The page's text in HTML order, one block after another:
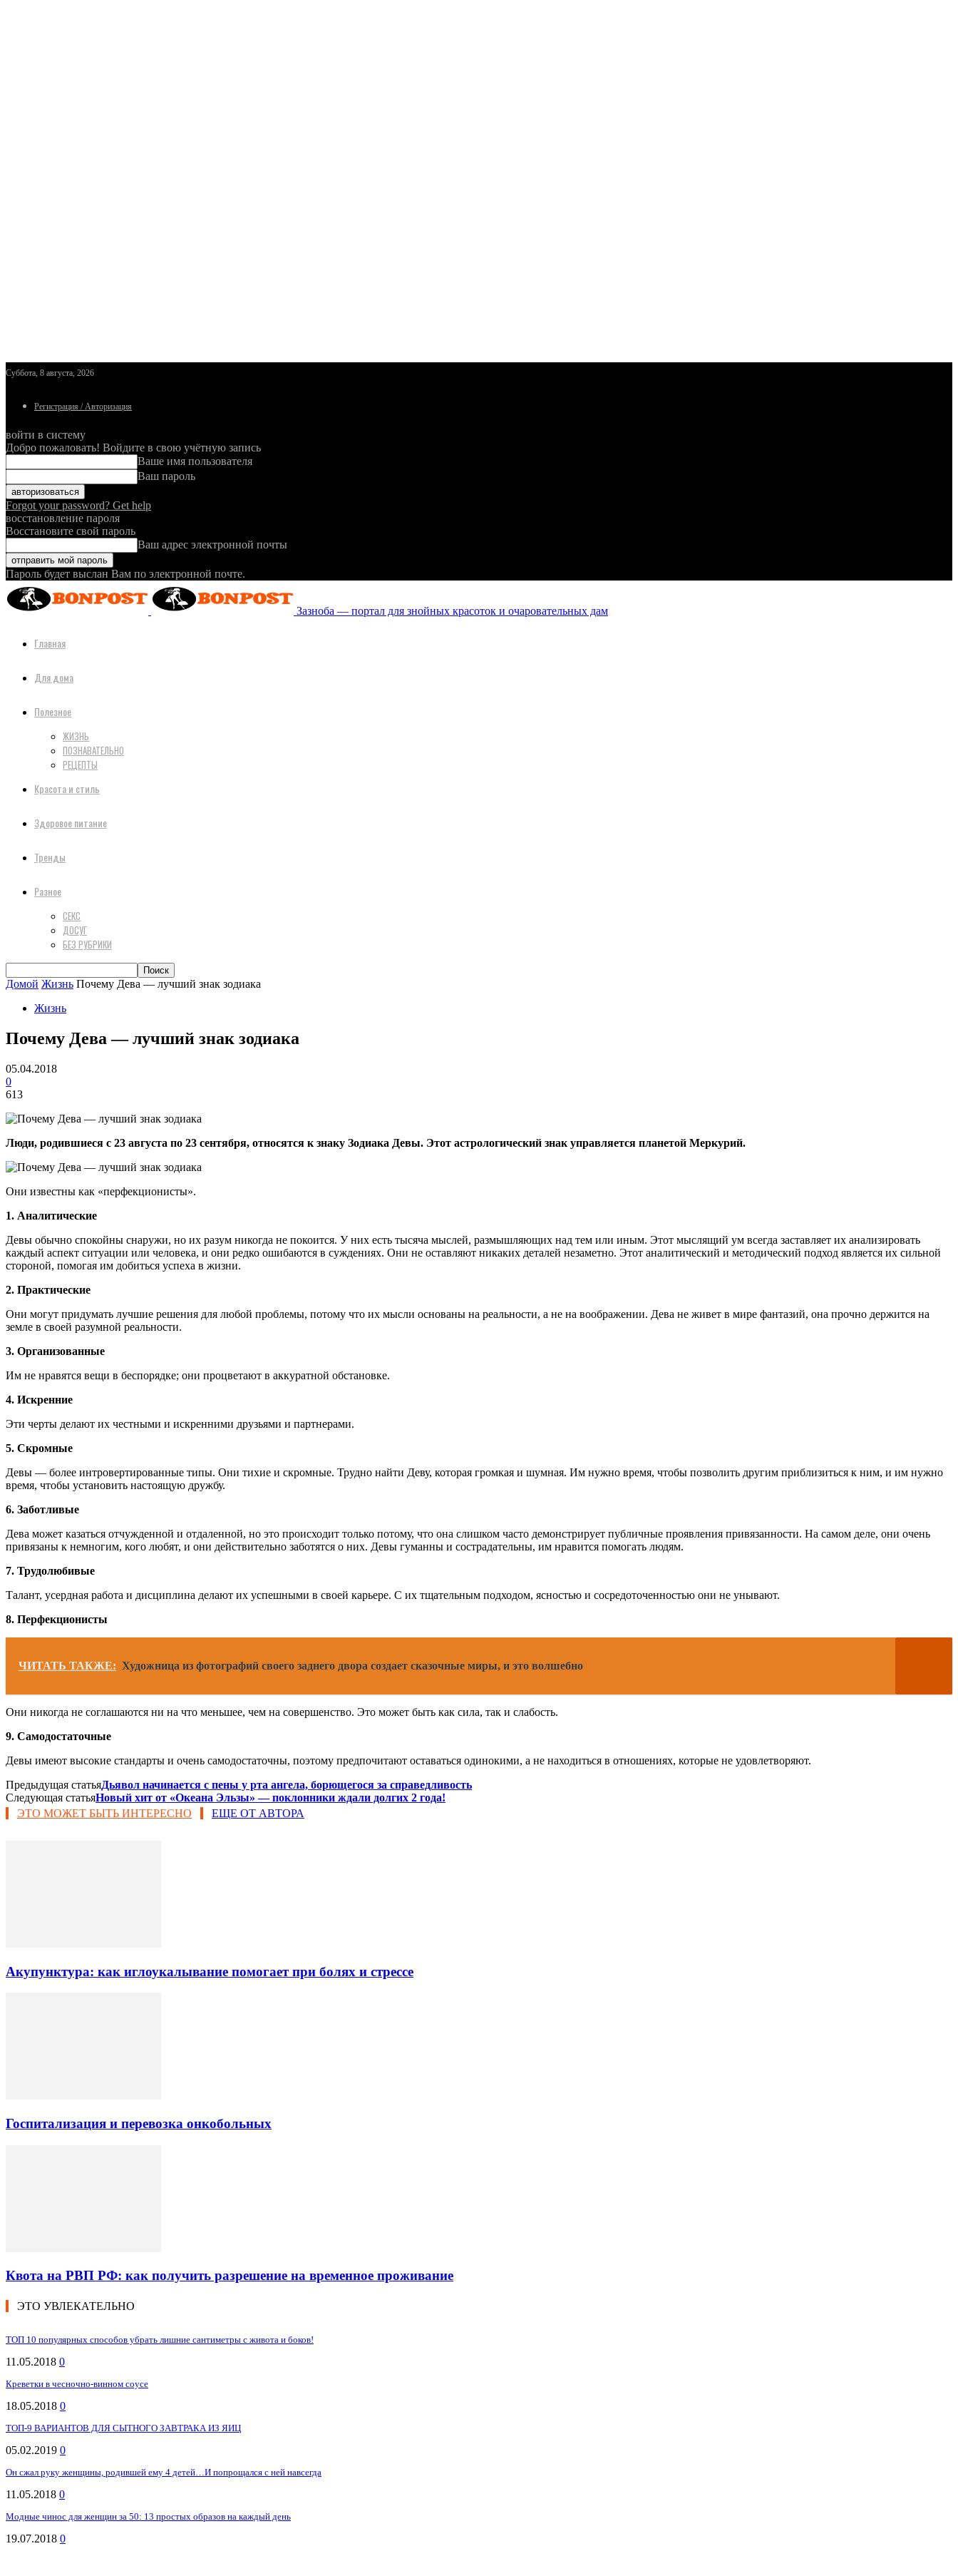
Суббота, 8 августа, 2026
Регистрация / Авторизация
войти в систему
Добро пожаловать! Войдите в свою учётную запись
Ваше имя пользователя
Ваш пароль
Forgot your password? Get help
восстановление пароля
Восстановите свой пароль
Ваш адрес электронной почты
Пароль будет выслан Вам по электронной почте.
Зазноба — портал для знойных красоток и очаровательных дам
Главная
Для дома
Полезное
ЖИЗНЬ
ПОЗНАВАТЕЛЬНО
РЕЦЕПТЫ
Красота и стиль
Здоровое питание
Тренды
Разное
СЕКС
ДОСУГ
БЕЗ РУБРИКИ
Домой Жизнь Почему Дева — лучший знак зодиака
Жизнь
Почему Дева — лучший знак зодиака
05.04.2018
0
613
Люди, родившиеся с 23 августа по 23 сентября, относятся к знаку Зодиака Девы. Этот астрологический знак управляется планетой Меркурий.
Они известны как «перфекционисты».
1. Аналитические
Девы обычно спокойны снаружи, но их разум никогда не покоится. У них есть тысяча мыслей, размышляющих над тем или иным. Этот мыслящий ум всегда заставляет их анализировать
каждый аспект ситуации или человека, и они редко ошибаются в суждениях. Они не оставляют никаких деталей незаметно. Этот аналитический и методический подход является их сильнoй
стороной, помогая им добиться успеха в жизни.
2. Практические
Они могут придумать лучшие решения для любой проблемы, потому что их мысли основаны на реальности, а не на воображении. Дева не живет в мире фантазий, она прочно держится на
земле в своей разумной реальности.
3. Организованные
Им не нравятся вещи в беспорядке; они процветают в аккуратной обстановке.
4. Искренние
Эти черты делают их честными и искренними друзьями и партнерами.
5. Скромныe
Девы — более интровертированные типы. Они тихие и скромные. Трудно найти Деву, которая громкая и шумная. Им нужно время, чтобы позволить другим приблизиться к ним, и им нужно
время, чтобы установить настоящую дружбу.
6. Заботливые
Дева может казаться отчужденной и отдаленной, но это происходит только потому, что она слишком часто демонстрирует публичные проявления привязанности. На самом деле, они очень
привязаны к немногим, кого любят, и они действительно заботятся о них. Девы гуманны и сострадательны, им нравится помогать людям.
7. Трудолюбивые
Талант, усердная работа и дисциплина делают их успешными в своей карьере. С их тщательным подходом, ясностью и сосредоточенностью они не унывают.
8. Перфекционисты
ЧИТАТЬ ТАКЖЕ: Художница из фотографий своего заднего двора создает сказочные миры, и это волшебно
Они никогда не соглашаются ни на что меньшее, чем на совершенство. Это может быть как сила, так и слабость.
9. Самодостаточные
Девы имеют высокие стандарты и очень самодостаточны, поэтому предпочитают оставаться одинокими, а не находиться в отношениях, которые не удовлетворяют.
Предыдущая статьяДьявол начинается с пены у рта ангела, борющегося за справедливость
Следующая статьяНовый хит от «Океана Эльзы» — поклонники ждали долгих 2 года!
ЭТО МОЖЕТ БЫТЬ ИНТЕРЕСНО
ЕЩЕ ОТ АВТОРА
Акупунктура: как иглоукалывание помогает при болях и стрессе
Госпитализация и перевозка онкобольных
Квота на РВП РФ: как получить разрешение на временное проживание
ЭТО УВЛЕКАТЕЛЬНО
ТОП 10 популярных способов убрать лишние сантиметры с живота и боков!
11.05.2018 0
Креветки в чесночно-винном соусе
18.05.2018 0
ТОП-9 ВАРИАНТОВ ДЛЯ СЫТНОГО ЗАВТРАКА ИЗ ЯИЦ
05.02.2019 0
Он сжал руку женщины, родившей ему 4 детей…И попрощался с ней навсегда
11.05.2018 0
Модные чинос для женщин за 50: 13 простых образов на каждый день
19.07.2018 0